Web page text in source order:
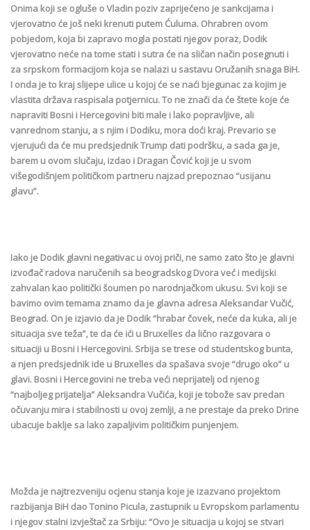
Onima koji se ogluše o Vladin poziv zaprijećeno je sankcijama i
vjerovatno će još neki krenuti putem Ćuluma. Ohrabren ovom
pobjedom, koja bi zapravo mogla postati njegov poraz, Dodik
vjerovatno neće na tome stati i sutra će na sličan način posegnuti i
za srpskom formacijom koja se nalazi u sastavu Oružanih snaga BiH.
I onda je to kraj slijepe ulice u kojoj će se naći bjegunac za kojim je
vlastita država raspisala potjernicu. To ne znači da će štete koje će
napraviti Bosni i Hercegovini biti male i lako popravljive, ali
vanrednom stanju, a s njim i Dodiku, mora doći kraj. Prevario se
vjerujući da će mu predsjednik Trump dati podršku, a sada ga je,
barem u ovom slučaju, izdao i Dragan Čović koji je u svom
višegodišnjem političkom partneru najzad prepoznao “usijanu
glavu”.
Iako je Dodik glavni negativac u ovoj priči, ne samo zato što je glavni
izvođač radova naručenih sa beogradskog Dvora već i medijski
zahvalan kao politički šoumen po narodnjačkom ukusu. Svi koji se
bavimo ovim temama znamo da je glavna adresa Aleksandar Vučić,
Beograd. On je izjavio da je Dodik “hrabar čovek, neće da kuka, ali je
situacija sve teža”, te da će ići u Bruxelles da lično razgovara o
situaciji u Bosni i Hercegovini. Srbija se trese od studentskog bunta,
a njen predsjednik ide u Bruxelles da spašava svoje “drugo oko” u
glavi. Bosni i Hercegovini ne treba veći neprijatelj od njenog
“najboljeg prijatelja” Aleksandra Vučića, koji je tobože sav predan
očuvanju mira i stabilnosti u ovoj zemlji, a ne prestaje da preko Drine
ubacuje baklje sa lako zapaljivim političkim punjenjem.
Možda je najtrezveniju ocjenu stanja koje je izazvano projektom
razbijanja BiH dao Tonino Picula, zastupnik u Evropskom parlamentu
i njegov stalni izvještač za Srbiju: “Ovo je situacija u kojoj se stvari